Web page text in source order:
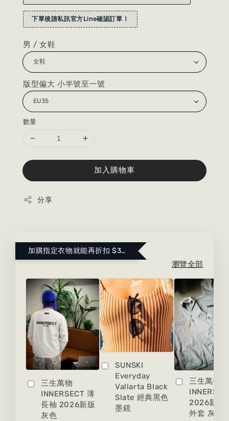
下單後請私訊官方Line確認訂單！
男 / 女鞋
版型偏大 小半號至一號
數量
加入購物車
分享
加購指定衣物就能再折扣 $300 ！點這裡看更多～
瀏覽全部
三生萬物
INNERSECT 薄
長袖 2026新版
灰色
SUNSKI
Everyday
Vallarta Black
Slate 經典黑色
墨鏡
三生萬物
2026新版
外套 灰色